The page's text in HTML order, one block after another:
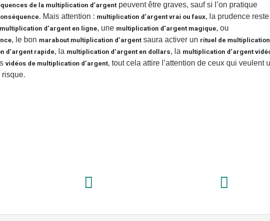
de la multiplication d’argent peuvent être graves, sauf si l’on pratique
. Mais attention : multiplication d’argent vrai ou faux, la prudence
multiplication d’argent en ligne, une multiplication d’argent magique, ou
, le bon marabout multiplication d’argent saura activer un rituel de multiplication
d’argent rapide, la multiplication d’argent en dollars, la multiplication d’argent
vidéos de multiplication d’argent, tout cela attire l’attention de ceux qui veulent
risque.